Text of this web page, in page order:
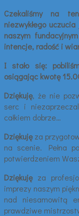
Czekaliśmy na
niezwykłego
naszym
intencje, radość i
I stało się:
osiągając kwotę
Dziękuję, że nie
serc i
całkiem dobrze…
Dziękujęza
na scenie. Pełna
potwierdzeniem
Dziękujęza
imprezy naszym
nad niesamowitą
prawdziwe